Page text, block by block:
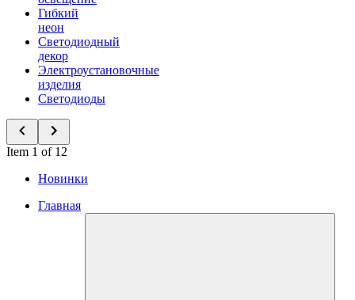
Гибкий
неон
Светодиодный
декор
Электроустановочные
изделия
Светодиоды
Item 1 of 12
Новинки
Главная